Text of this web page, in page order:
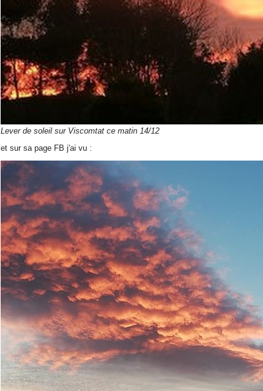
Lever de soleil sur Viscomtat ce matin 14/12
et sur sa page FB j'ai vu :